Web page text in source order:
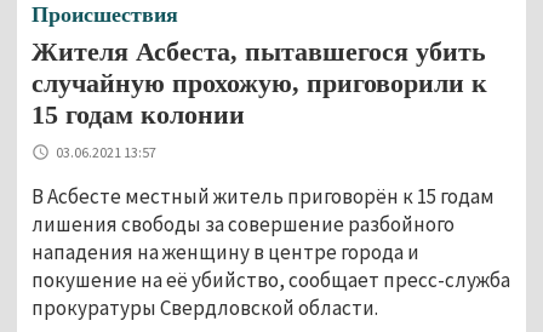
Происшествия
Жителя Асбеста, пытавшегося убить
случайную прохожую, приговорили к
15 годам колонии
03.06.2021 13:57
В Асбесте местный житель приговорён к 15 годам
лишения свободы за совершение разбойного
нападения на женщину в центре города и
покушение на её убийство, сообщает пресс-служба
прокуратуры Свердловской области.